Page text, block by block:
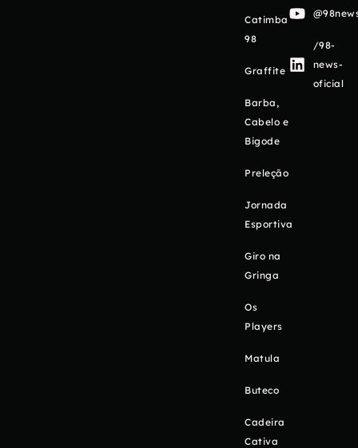
Catimba
98
Graffite
Barba,
Cabelo e
Bigode
Preleção
Jornada
Esportiva
Giro na
Gringa
Os
Players
Matula
Buteco
Cadeira
Cativa
/98-
news-
oficial